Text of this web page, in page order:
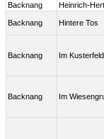
Backnang Heinrich-
Backnang Hintere Tos
Backnang Im Kusterfeld
Backnang Im